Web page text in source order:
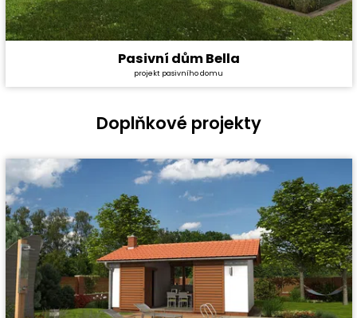
Cena stavby svépomocí:
Dispozice:
5+1
Pasivní dům Bella
projekt pasivního domu
Doplňkové projekty